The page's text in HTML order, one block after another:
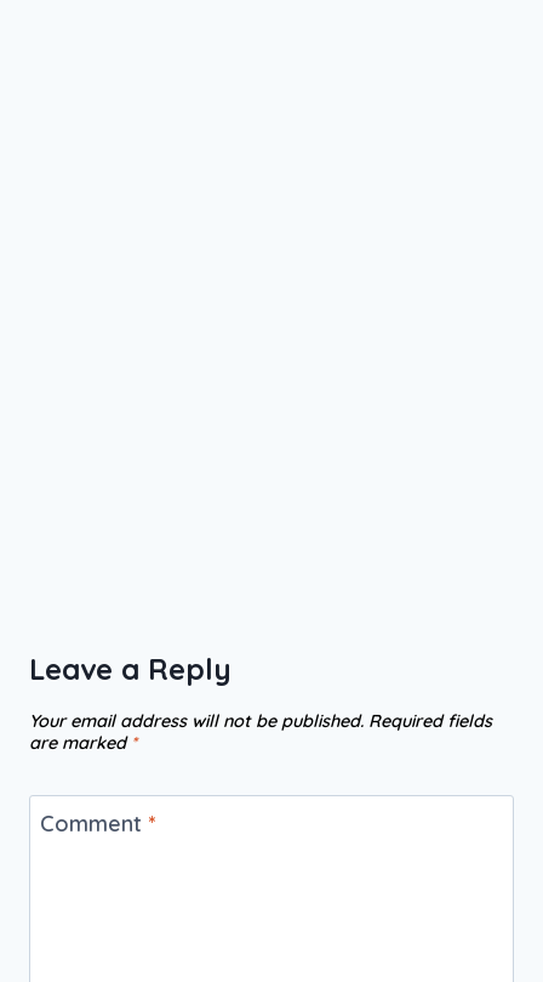
Leave a Reply
Your email address will not be published. Required fields
are marked *
Comment *